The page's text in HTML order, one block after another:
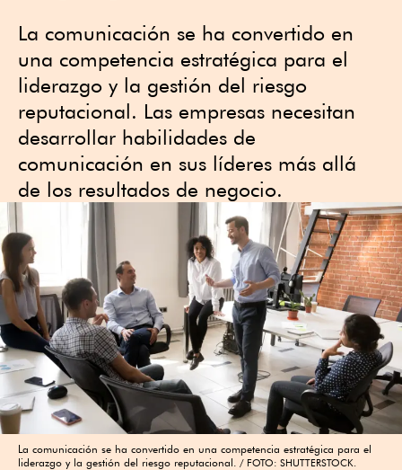
La comunicación se ha convertido en
una competencia estratégica para el
liderazgo y la gestión del riesgo
reputacional. Las empresas necesitan
desarrollar habilidades de
comunicación en sus líderes más allá
de los resultados de negocio.
La comunicación se ha convertido en una competencia estratégica para el
liderazgo y la gestión del riesgo reputacional.
FOTO: SHUTTERSTOCK.